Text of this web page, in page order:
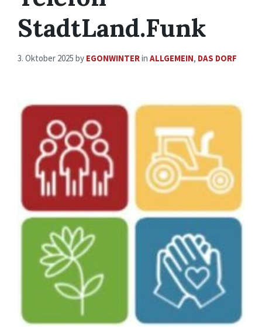
StadtLand.Funk
3. Oktober 2025 by EGONWINTERin ALLGEMEIN, DAS DORF